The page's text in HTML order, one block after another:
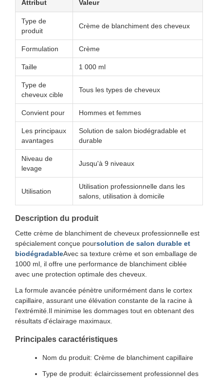
Attribut Valeur
Type de
produit
Crème de blanchiment des cheveux
Formulation Crème
Taille 1 000 ml
Type de
cheveux cible
Tous les types de cheveux
Convient pour Hommes et femmes
Les principaux
avantages
Solution de salon biodégradable et
durable
Niveau de
levage
Jusqu'à 9 niveaux
Utilisation
Utilisation professionnelle dans les
salons, utilisation à domicile
Description du produit
Cette crème de blanchiment de cheveux professionnelle est
spécialement conçue poursolution de salon durable et
biodégradableAvec sa texture crème et son emballage de
1000 ml, il offre une performance de blanchiment ciblée
avec une protection optimale des cheveux.
La formule avancée pénètre uniformément dans le cortex
capillaire, assurant une élévation constante de la racine à
l'extrémité.Il minimise les dommages tout en obtenant des
résultats d'éclairage maximaux.
Principales caractéristiques
Nom du produit: Crème de blanchiment capillaire
Type de produit: éclaircissement professionnel des